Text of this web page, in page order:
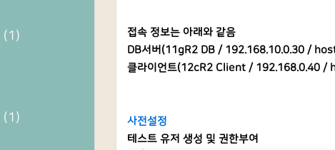
(1)
(1)
접속 정보는 아래와 같음
DB서버(11gR2 DB / 192.168.10.0.30 /
클라이언트(12cR2 Client / 192.168.0.40 /
사전설정
테스트 유저 생성 및 권한부여